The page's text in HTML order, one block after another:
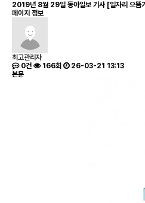
2019년 8월 29일 동아일보 기사 [일자리 으뜸
페이지 정보
최고관리자
0건
166회
26-03-21 13:13
본문